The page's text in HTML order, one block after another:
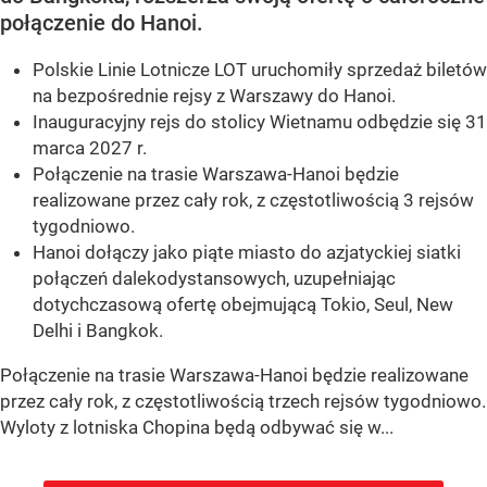
połączenie do Hanoi.
Polskie Linie Lotnicze LOT uruchomiły sprzedaż biletów
na bezpośrednie rejsy z Warszawy do Hanoi.
Inauguracyjny rejs do stolicy Wietnamu odbędzie się 31
marca 2027 r.
Połączenie na trasie Warszawa-Hanoi będzie
realizowane przez cały rok, z częstotliwością 3 rejsów
tygodniowo.
Hanoi dołączy jako piąte miasto do azjatyckiej siatki
połączeń dalekodystansowych, uzupełniając
dotychczasową ofertę obejmującą Tokio, Seul, New
Delhi i Bangkok.
Połączenie na trasie Warszawa-Hanoi będzie realizowane
przez cały rok, z częstotliwością trzech rejsów tygodniowo.
Wyloty z lotniska Chopina będą odbywać się w...